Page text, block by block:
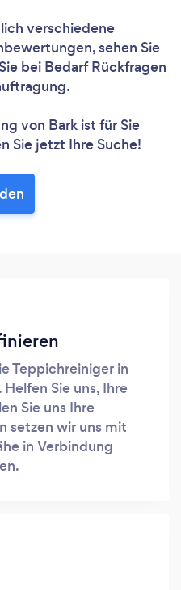
verschiedene
sehen Sie
bei Bedarf Rückfragen
von Bark ist für Sie
Sie jetzt Ihre Suche!
Teppichreiniger in
Sie uns, Ihre
Sie uns Ihre
setzen wir uns mit
in Verbindung